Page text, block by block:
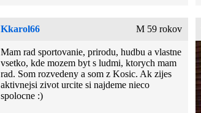
Kkarol66 M 59 rokov
Mam rad sportovanie, prirodu, hudbu a vlastne
vsetko, kde mozem byt s ludmi, ktorych mam
rad. Som rozvedeny a som z Kosic. Ak zijes
aktivnejsi zivot urcite si najdeme nieco
spolocne :)